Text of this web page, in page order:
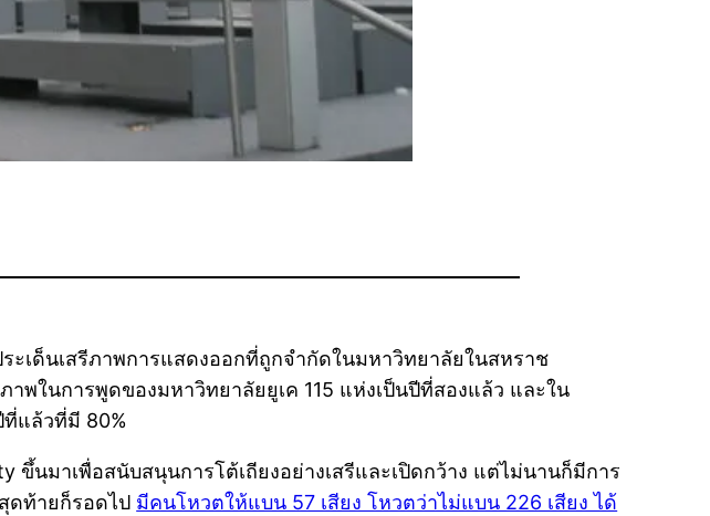
ะเด็นเสรีภาพการแสดงออกที่ถูกจำกัดในมหาวิทยาลัยในสหราช
าพในการพูดของมหาวิทยาลัยยูเค 115 แห่งเป็นปีที่สองแล้ว และใน
แล้วที่มี 80%
นมาเพื่อสนับสนุนการโต้เถียงอย่างเสรีและเปิดกว้าง แต่ไม่นานก็มีการ
ดท้ายก็รอดไป มีคนโหวตให้แบน 57 เสียง โหวตว่าไม่แบน 226 เสียง ได้